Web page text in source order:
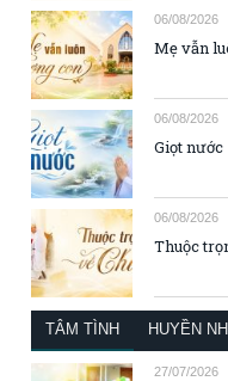
06/08/2026
Mẹ vẫn
06/08/2026
Giọt nước
06/08/2026
Thuộc
TÂM TÌNH HUYỀN
27/07/2026